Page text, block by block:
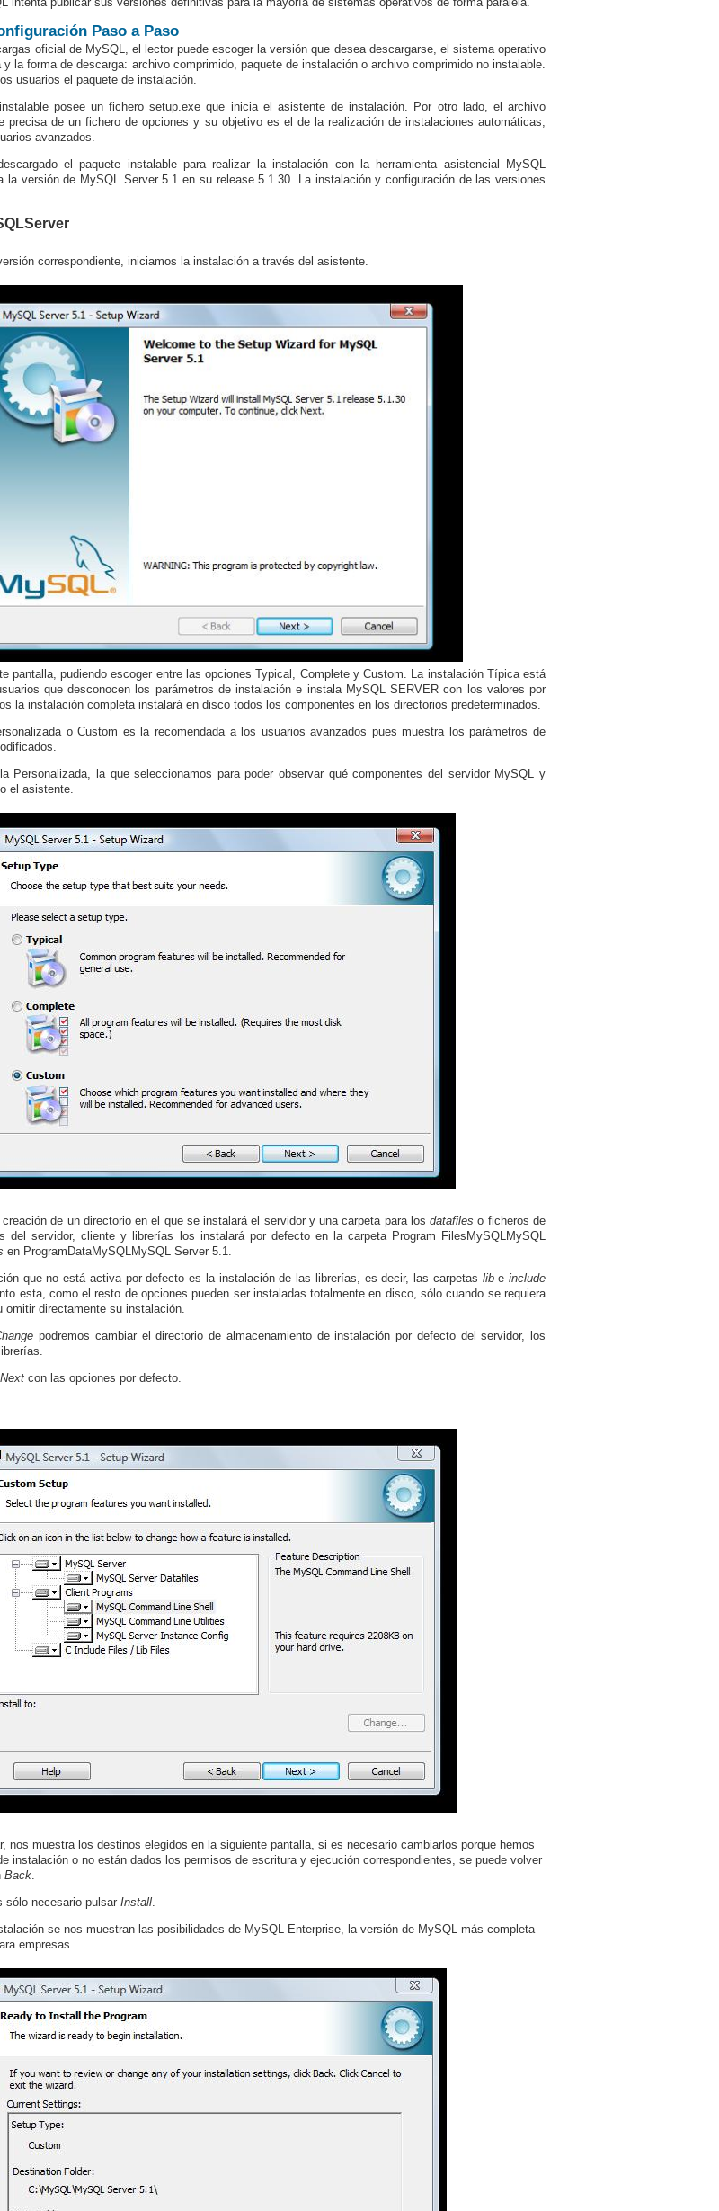
Paso a Paso
oficial de MySQL, el lector puede escoger la versión que desea descargarse, el sistema operativo
y la forma de descarga: archivo comprimido, paquete de instalación o archivo comprimido no instalable.
usuarios el paquete de instalación.
posee un fichero setup.exe que inicia el asistente de instalación. Por otro lado, el archivo
precisa de un fichero de opciones y su objetivo es el de la realización de instalaciones automáticas,
avanzados.
el paquete instalable para realizar la instalación con la herramienta asistencial MySQL
la versión de MySQL Server 5.1 en su release 5.1.30. La instalación y configuración de las versiones
correspondiente, iniciamos la instalación a través del asistente.
pantalla, pudiendo escoger entre las opciones Typical, Complete y Custom. La instalación Típica está
que desconocen los parámetros de instalación e instala MySQL SERVER con los valores por
la instalación completa instalará en disco todos los componentes en los directorios predeterminados.
o Custom es la recomendada a los usuarios avanzados pues muestra los parámetros de
Personalizada, la que seleccionamos para poder observar qué componentes del servidor MySQL y
el asistente.
de un directorio en el que se instalará el servidor y una carpeta para losdatafiles o ficheros de
del servidor, cliente y librerías los instalará por defecto en la carpeta Program FilesMySQLMySQL
en ProgramDataMySQLMySQL Server 5.1.
que no está activa por defecto es la instalación de las librerías, es decir, las carpetas libeinclude
esta, como el resto de opciones pueden ser instaladas totalmente en disco, sólo cuando se requiera
omitir directamente su instalación.
podremos cambiar el directorio de almacenamiento de instalación por defecto del servidor, los
Next con las opciones por defecto.
nos muestra los destinos elegidos en la siguiente pantalla, si es necesario cambiarlos porque hemos
instalación o no están dados los permisos de escritura y ejecución correspondientes, se puede volver
Back.
sólo necesario pulsar Install.
se nos muestran las posibilidades de MySQL Enterprise, la versión de MySQL más completa
empresas.